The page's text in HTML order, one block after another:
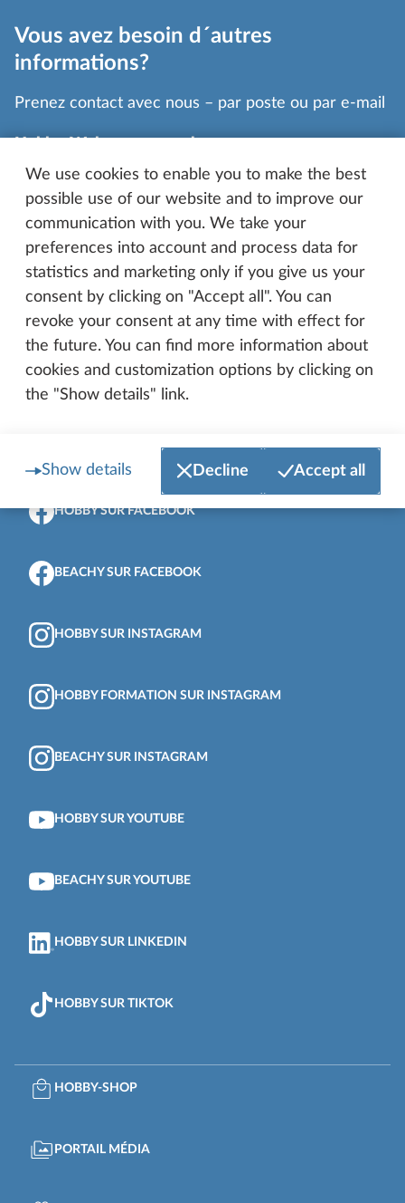
We use cookies to enable you to make the best
possible use of our website and to improve our
communication with you. We take your
preferences into account and process data for
statistics and marketing only if you give us your
consent by clicking on "Accept all". You can
revoke your consent at any time with effect for
the future. You can find more information about
cookies and customization options by clicking on
the "Show details" link.
Show details Decline Accept all
Vous avez besoin d´autres
informations?
Prenez contact avec nous – par poste ou par e-mail
Ing. Harald Striewski GmbH
Harald-Striewski-Straße 15
24787 Fockbek/Rendsburg
04331 606-0
info@hobby-caravan.de
Vers le haut de la page
HOBBY SUR FACEBOOK
BEACHY SUR FACEBOOK
HOBBY SUR INSTAGRAM
HOBBY FORMATION SUR INSTAGRAM
BEACHY SUR INSTAGRAM
HOBBY SUR YOUTUBE
BEACHY SUR YOUTUBE
HOBBY SUR LINKEDIN
HOBBY SUR TIKTOK
HOBBY-SHOP
PORTAIL MÉDIA